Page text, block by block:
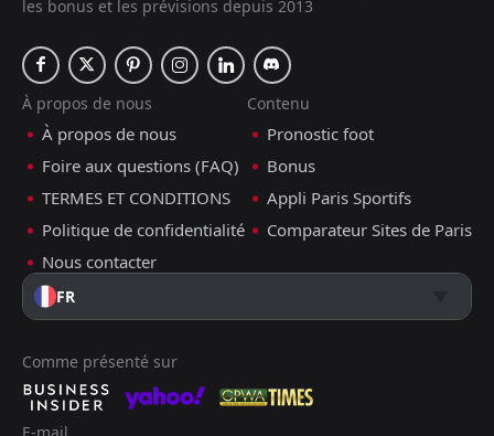
les bonus et les prévisions depuis 2013
À propos de nous
À propos de nous
Foire aux questions (FAQ)
TERMES ET CONDITIONS
Politique de confidentialité
Nous contacter
Contenu
Pronostic foot
Bonus
Appli Paris Sportifs
Comparateur Sites de Paris
FR
Comme présenté sur